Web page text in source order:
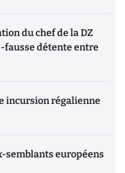
du chef de la DZ
fausse détente entre
incursion régalienne
semblants européens